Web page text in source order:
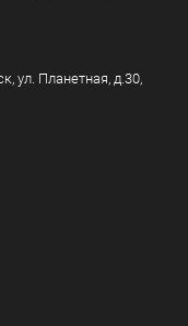
ул. Планетная, д.30,